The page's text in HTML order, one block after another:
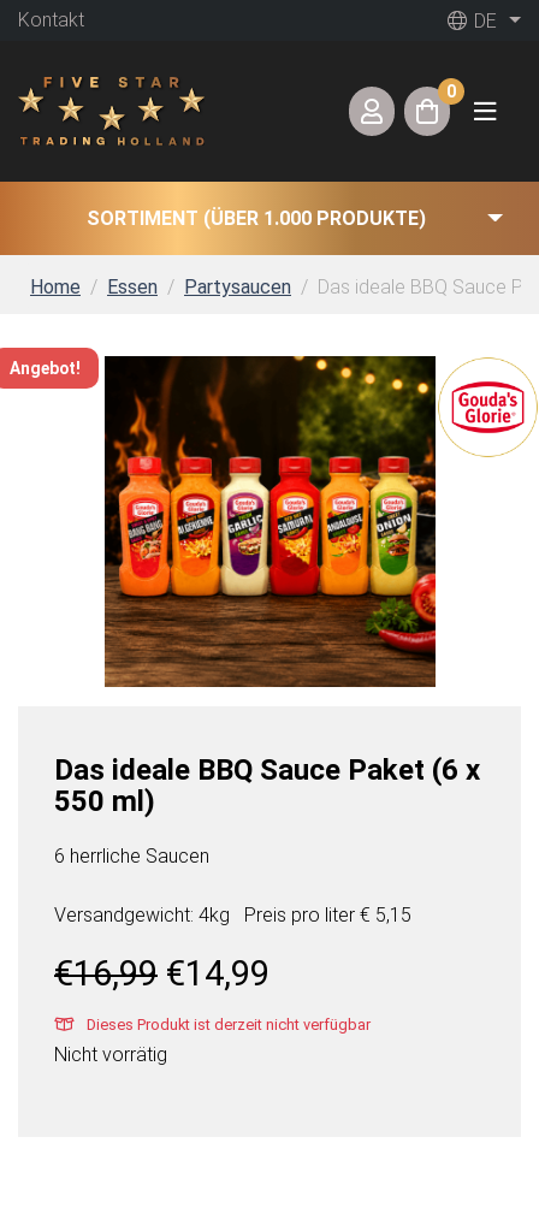
Kontakt DE
0
SORTIMENT (ÜBER 1.000 PRODUKTE)
Home Essen Partysaucen Das ideale BBQ Sauce
Angebot!
Das ideale BBQ Sauce Paket (6 x
550 ml)
6 herrliche Saucen
Versandgewicht: 4kg Preis pro liter € 5,15
€16,99 Ursprünglicher
Preis
war:
€16,99
€14,99
ist:
Dieses Produkt ist derzeit nicht verfügbar
Nicht vorrätig